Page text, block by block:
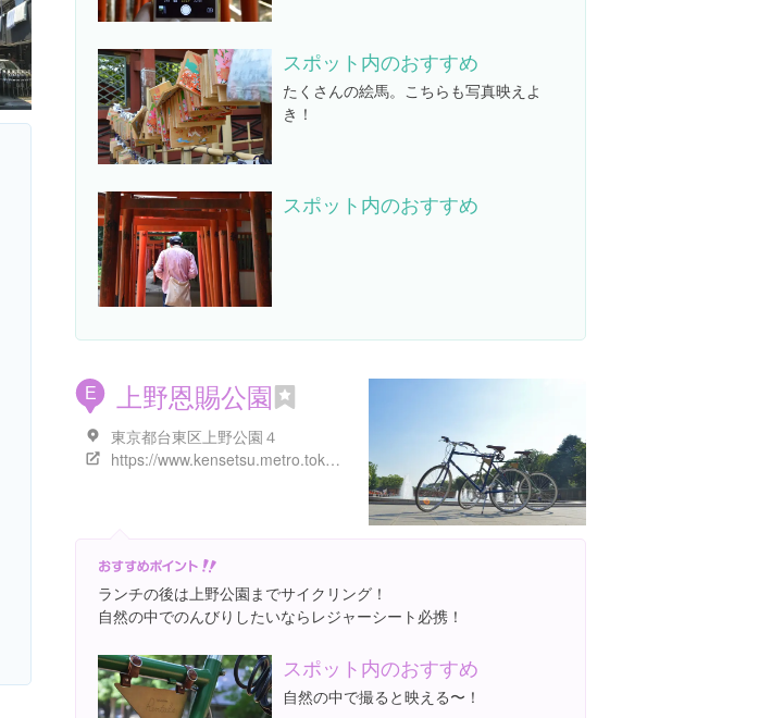
スポット内のおすすめ
たくさんの絵馬。こちらも写真映えよ
き！
スポット内のおすすめ
E 上野恩賜公園
東京都台東区上野公園４
https://www.kensetsu.metro.tokyo.lg.jp/jimusho/toubuk/ueno/index_top.html
ランチの後は上野公園までサイクリング！
自然の中でのんびりしたいならレジャーシート必携！
スポット内のおすすめ
自然の中で撮ると映える〜！